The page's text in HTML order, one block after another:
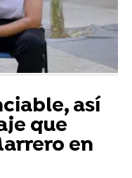
así
que
en